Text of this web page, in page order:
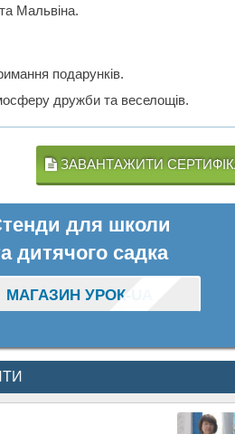
Мальвіна.
подарунків.
дружби та веселощів.
ЗАВАНТАЖИТИ
для школи
дитячого садка
МАГАЗИН УРОК-UA